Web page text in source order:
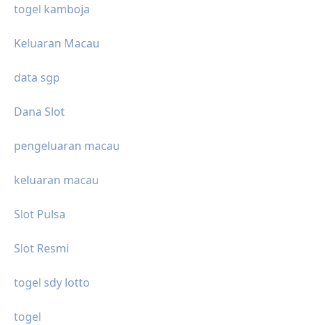
togel kamboja
Keluaran Macau
data sgp
Dana Slot
pengeluaran macau
keluaran macau
Slot Pulsa
Slot Resmi
togel sdy lotto
togel